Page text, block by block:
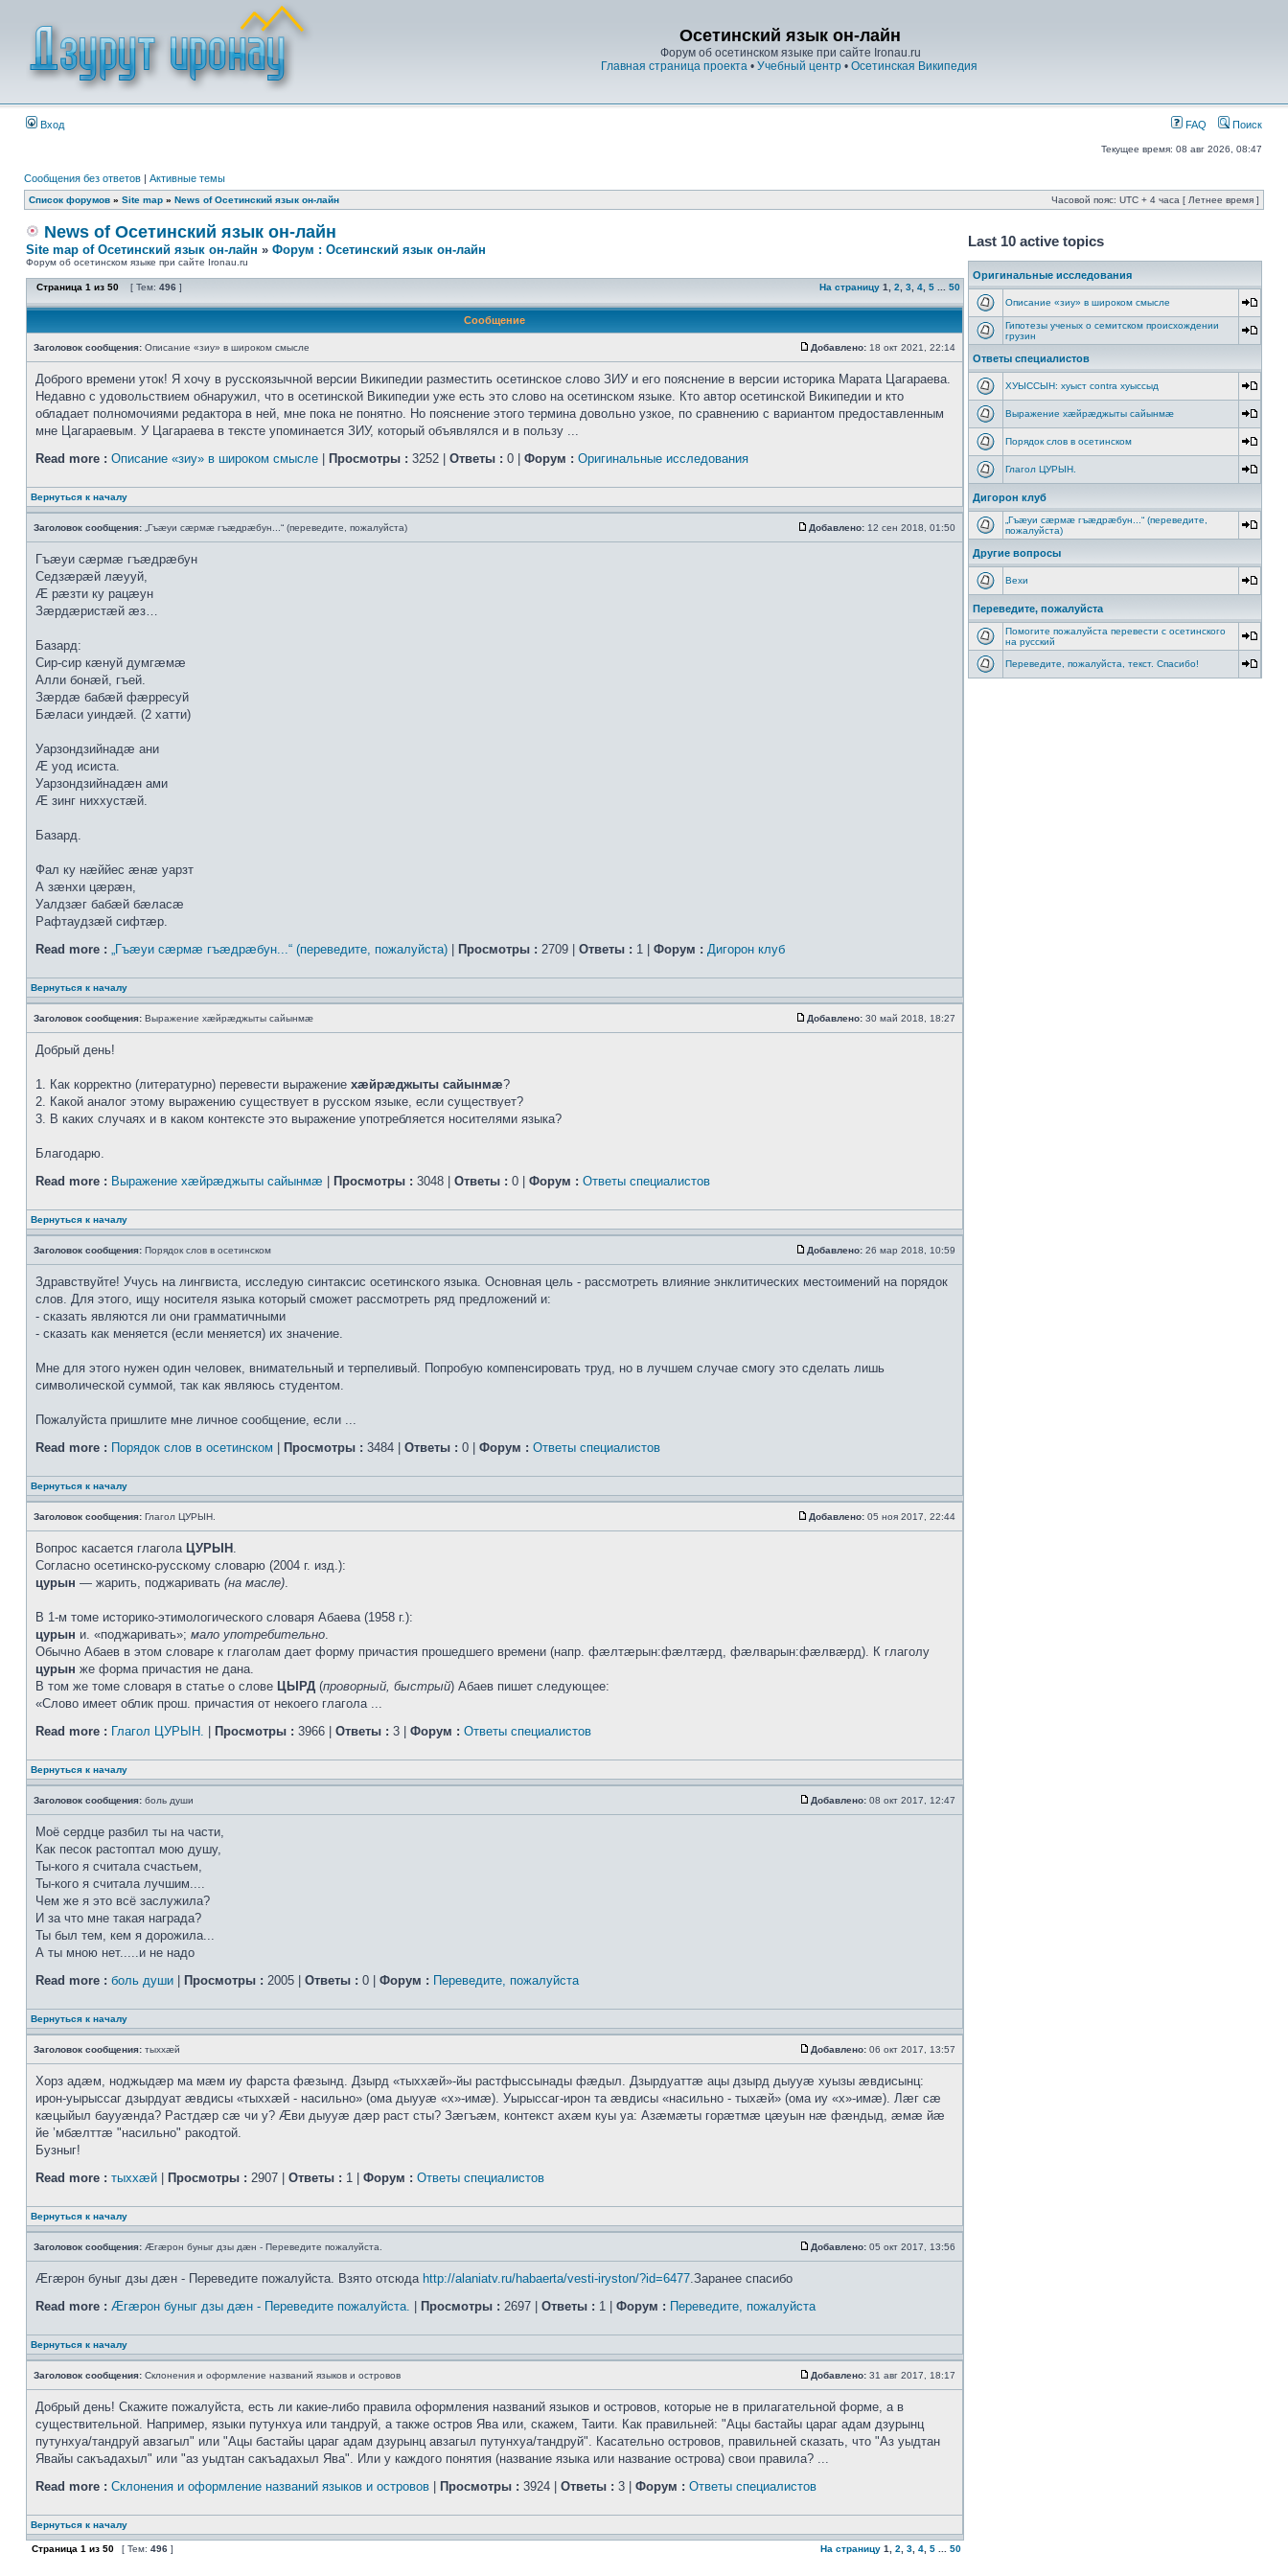
Осетинский язык он-лайн
Форум об осетинском языке при сайте Ironau.ru
Главная страница проекта • Учебный центр • Осетинская Википедия
Вход FAQ Поиск
Текущее время: 08 авг 2026, 08:47
Сообщения без ответов | Активные темы
Список форумов » Site map » News of Осетинский язык он-лайн Часовой пояс: UTC + 4 часа [ Летнее время ]
News of Осетинский язык он-лайн
Site map of Осетинский язык он-лайн » Форум : Осетинский язык он-лайн
Форум об осетинском языке при сайте Ironau.ru
Страница 1 из 50 [ Тем: 496 ] На страницу 1 2 3 4 5 50
Сообщение
Заголовок сообщения: Описание «зиу» в широком смысле Добавлено: 18 окт 2021, 22:14
Доброго времени уток! Я хочу в русскоязычной версии Википедии разместить осетинское слово ЗИУ и его пояснение в версии историка Марата Цагараева.
Недавно с удовольствием обнаружил, что в осетинской Википедии уже есть это слово на осетинском языке. Кто автор осетинской Википедии и кто
обладает полномочиями редактора в ней, мне пока не понятно. Но пояснение этого термина довольно узкое, по сравнению с вариантом предоставленным
мне Цагараевым. У Цагараева в тексте упоминается ЗИУ, который объявлялся и в пользу ...
Read more : Описание «зиу» в широком смысле Просмотры : 3252 | Ответы : 0 | Форум : Оригинальные исследования
Вернуться к началу
Заголовок сообщения: „Гъæуи сæрмæ гъæдрæбун...“ (переведите, пожалуйста) Добавлено: 12 сен 2018, 01:50
Гъæуи сæрмæ гъæдрæбун
Седзæрæй лæууй,
Æ рæзти ку рацæун
Зæрдæристæй æз…
Базард:
Сир-сир кæнуй думгæмæ
Алли бонæй, гъей.
Зæрдæ бабæй фæрресуй
Бæласи уиндæй. (2 хатти)
Уарзондзийнадæ ани
Æ уод исиста.
Уарзондзийнадæн ами
Æ зинг ниххустæй.
Базард.
Фал ку нæййес æнæ уарзт
А зæнхи цæрæн,
Уалдзæг бабæй бæласæ
Рафтаудзæй сифтæр.
Read more : „Гъæуи сæрмæ гъæдрæбун...“ (переведите, пожалуйста) Просмотры : 2709 | Ответы : 1 | Форум : Дигорон клуб
Вернуться к началу
Заголовок сообщения: Выражение хæйрæджыты сайынмæ Добавлено: 30 май 2018, 18:27
Добрый день!
1. Как корректно (литературно) перевести выражение хæйрæджыты сайынмæ?
2. Какой аналог этому выражению существует в русском языке, если существует?
3. В каких случаях и в каком контексте это выражение употребляется носителями языка?
Благодарю.
Read more : Выражение хæйрæджыты сайынмæ Просмотры : 3048 | Ответы : 0 | Форум : Ответы специалистов
Вернуться к началу
Заголовок сообщения: Порядок слов в осетинском Добавлено: 26 мар 2018, 10:59
Здравствуйте! Учусь на лингвиста, исследую синтаксис осетинского языка. Основная цель - рассмотреть влияние энклитических местоимений на порядок
слов. Для этого, ищу носителя языка который сможет рассмотреть ряд предложений и:
- сказать являются ли они грамматичными
- сказать как меняется (если меняется) их значение.
Мне для этого нужен один человек, внимательный и терпеливый. Попробую компенсировать труд, но в лучшем случае смогу это сделать лишь
символической суммой, так как являюсь студентом.
Пожалуйста пришлите мне личное сообщение, если ...
Read more : Порядок слов в осетинском Просмотры : 3484 | Ответы : 0 | Форум : Ответы специалистов
Вернуться к началу
Заголовок сообщения: Глагол ЦУРЫН. Добавлено: 05 ноя 2017, 22:44
Вопрос касается глагола ЦУРЫН .
Согласно осетинско-русскому словарю (2004 г. изд.):
цурын — жарить, поджаривать (на масле).
В 1-м томе историко-этимологического словаря Абаева (1958 г.):
цурын и. «поджаривать»; мало употребительно.
Обычно Абаев в этом словаре к глаголам дает форму причастия прошедшего времени (напр. фæлтæрын:фæлтæрд, фæлварын:фæлвæрд). К глаголу
цурын же форма причастия не дана.
В том же томе словаря в статье о слове ЦЫРД (проворный, быстрый) Абаев пишет следующее:
«Слово имеет облик прош. причастия от некоего глагола ...
Read more : Глагол ЦУРЫН. Просмотры : 3966 | Ответы : 3 | Форум : Ответы специалистов
Вернуться к началу
Заголовок сообщения: боль души Добавлено: 08 окт 2017, 12:47
Моё сердце разбил ты на части,
Как песок растоптал мою душу,
Ты-кого я считала счастьем,
Ты-кого я считала лучшим....
Чем же я это всё заслужила?
И за что мне такая награда?
Ты был тем, кем я дорожила...
А ты мною нет.....и не надо
Read more : боль души Просмотры : 2005 | Ответы : 0 | Форум : Переведите, пожалуйста
Вернуться к началу
Заголовок сообщения: тыххӕй Добавлено: 06 окт 2017, 13:57
Хорз адӕм, ноджыдӕр ма мӕм иу фарста фӕзынд. Дзырд «тыххӕй»-йы растфыссынады фӕдыл. Дзырдуаттӕ ацы дзырд дыууӕ хуызы ӕвдисынц:
ирон-уырыссаг дзырдуат ӕвдисы «тыххӕй - насильно» (ома дыууӕ «х»-имӕ). Уырыссаг-ирон та ӕвдисы «насильно - тыхӕй» (ома иу «х»-имӕ). Лӕг сӕ
кӕцыйыл баууӕнда? Растдӕр сӕ чи у? Ӕви дыууӕ дӕр раст сты? Зӕгъӕм, контекст ахӕм куы уа: Азӕмӕты горӕтмӕ цӕуын нӕ фӕндыд, ӕмӕ йӕ
йе ’мбӕлттӕ "насильно" ракодтой.
Бузныг!
Read more : тыххӕй Просмотры : 2907 | Ответы : 1 | Форум : Ответы специалистов
Вернуться к началу
Заголовок сообщения: Æгæрон буныг дзы дæн - Переведите пожалуйста. Добавлено: 05 окт 2017, 13:56
Æгæрон буныг дзы дæн - Переведите пожалуйста. Взято отсюда http://alaniatv.ru/habaerta/vesti-iryston/?id=6477.Заранее спасибо
Read more : Æгæрон буныг дзы дæн - Переведите пожалуйста. Просмотры : 2697 | Ответы : 1 | Форум : Переведите, пожалуйста
Вернуться к началу
Заголовок сообщения: Склонения и оформление названий языков и островов Добавлено: 31 авг 2017, 18:17
Добрый день! Скажите пожалуйста, есть ли какие-либо правила оформления названий языков и островов, которые не в прилагательной форме, а в
существительной. Например, языки путунхуа или тандруй, а также остров Ява или, скажем, Таити. Как правильней: "Ацы бастайы цараг адам дзурынц
путунхуа/тандруй авзагыл" или "Ацы бастайы цараг адам дзурынц авзагыл путунхуа/тандруй". Касательно островов, правильней сказать, что "Аз уыдтан
Явайы сакъадахыл" или "аз уыдтан сакъадахыл Ява". Или у каждого понятия (название языка или название острова) свои правила? ...
Read more : Склонения и оформление названий языков и островов Просмотры : 3924 | Ответы : 3 | Форум : Ответы специалистов
Вернуться к началу
Страница 1 из 50 [ Тем: 496 ] На страницу 1 2 3 4 5 50
Last 10 active topics
Оригинальные исследования
Описание «зиу» в широком смысле
Гипотезы ученых о семитском происхождении
грузин
Ответы специалистов
ХУЫССЫН: хуыст contra хуыссыд
Выражение хæйрæджыты сайынмæ
Порядок слов в осетинском
Глагол ЦУРЫН.
Дигорон клуб
„Гъæуи сæрмæ гъæдрæбун...“ (переведите,
пожалуйста)
Другие вопросы
Вехи
Переведите, пожалуйста
Помогите пожалуйста перевести с осетинского
на русский
Переведите, пожалуйста, текст. Спасибо!